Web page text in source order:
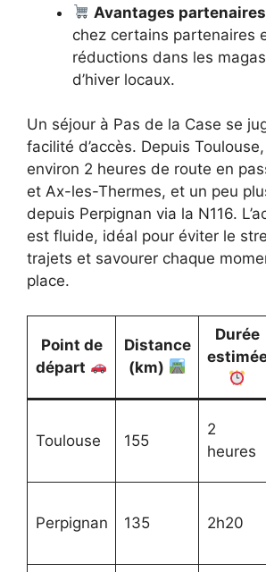
Avantages partenaires
chez certains partenaires
réductions dans les
d’hiver locaux.
Un séjour à Pas de la Case se
facilité d’accès. Depuis
environ 2 heures de route en
et Ax-les-Thermes, et un peu
depuis Perpignan via la N116.
est fluide, idéal pour éviter le
trajets et savourer chaque
place.
Point de
départ
Distance
(km)
Durée
Toulouse 155
2
heures
Perpignan 135 2h20